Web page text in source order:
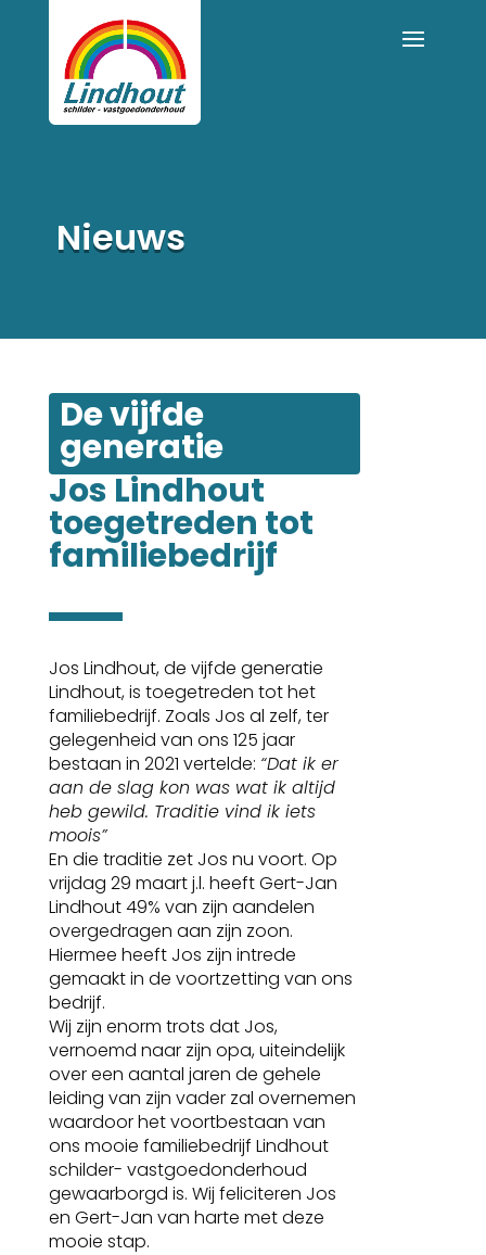
Nieuws
De vijfde
generatie
Jos Lindhout
toegetreden tot
familiebedrijf
Jos Lindhout, de vijfde generatie
Lindhout, is toegetreden tot het
familiebedrijf. Zoals Jos al zelf, ter
gelegenheid van ons 125 jaar
bestaan in 2021 vertelde: “Dat ik er
aan de slag kon was wat ik altijd
heb gewild. Traditie vind ik iets
moois”
En die traditie zet Jos nu voort. Op
vrijdag 29 maart j.l. heeft Gert-Jan
Lindhout 49% van zijn aandelen
overgedragen aan zijn zoon.
Hiermee heeft Jos zijn intrede
gemaakt in de voortzetting van ons
bedrijf.
Wij zijn enorm trots dat Jos,
vernoemd naar zijn opa, uiteindelijk
over een aantal jaren de gehele
leiding van zijn vader zal overnemen
waardoor het voortbestaan van
ons mooie familiebedrijf Lindhout
schilder- vastgoedonderhoud
gewaarborgd is. Wij feliciteren Jos
en Gert-Jan van harte met deze
mooie stap.